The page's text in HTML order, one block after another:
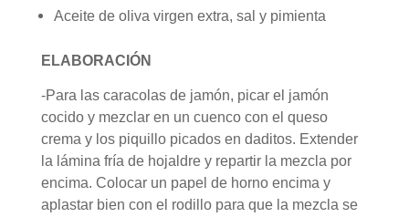
Aceite de oliva virgen extra, sal y pimienta
ELABORACIÓN
-Para las caracolas de jamón, picar el jamón
cocido y mezclar en un cuenco con el queso
crema y los piquillo picados en daditos. Extender
la lámina fría de hojaldre y repartir la mezcla por
encima. Colocar un papel de horno encima y
aplastar bien con el rodillo para que la mezcla se